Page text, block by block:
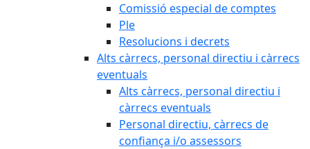
Comissió especial de comptes
Ple
Resolucions i decrets
Alts càrrecs, personal directiu i càrrecs
eventuals
Alts càrrecs, personal directiu i
càrrecs eventuals
Personal directiu, càrrecs de
confiança i/o assessors